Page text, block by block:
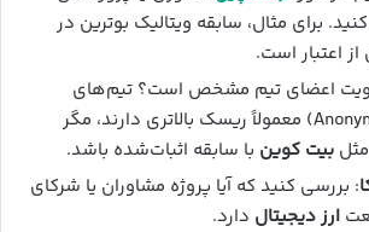
برای مثال، سابقه ویتالیک بوترین در
از اعتبار است.
اعضای تیم مشخص است؟ تیم‌های
ناشناس (Anonymous) معمولاً ریسک بالاتری دارند، مگر
بیت کوین با سابقه اثبات‌شده باشد.
: بررسی کنید که آیا پروژه مشاوران یا شرکای
ارز دیجیتال دارد.